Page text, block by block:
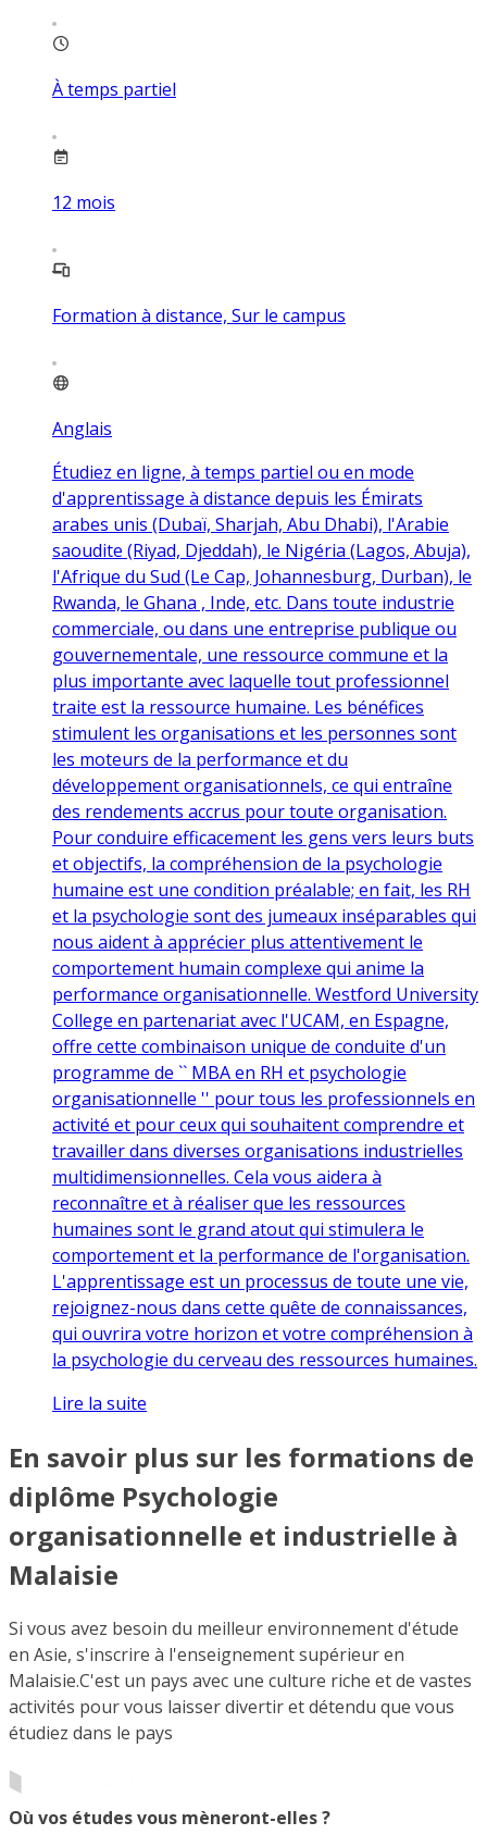
À temps partiel
12 mois
Formation à distance, Sur le campus
Anglais
Étudiez en ligne, à temps partiel ou en mode
d'apprentissage à distance depuis les Émirats
arabes unis (Dubaï, Sharjah, Abu Dhabi), l'Arabie
saoudite (Riyad, Djeddah), le Nigéria (Lagos, Abuja),
l'Afrique du Sud (Le Cap, Johannesburg, Durban), le
Rwanda, le Ghana , Inde, etc. Dans toute industrie
commerciale, ou dans une entreprise publique ou
gouvernementale, une ressource commune et la
plus importante avec laquelle tout professionnel
traite est la ressource humaine. Les bénéfices
stimulent les organisations et les personnes sont
les moteurs de la performance et du
développement organisationnels, ce qui entraîne
des rendements accrus pour toute organisation.
Pour conduire efficacement les gens vers leurs buts
et objectifs, la compréhension de la psychologie
humaine est une condition préalable; en fait, les RH
et la psychologie sont des jumeaux inséparables qui
nous aident à apprécier plus attentivement le
comportement humain complexe qui anime la
performance organisationnelle. Westford University
College en partenariat avec l'UCAM, en Espagne,
offre cette combinaison unique de conduite d'un
programme de `` MBA en RH et psychologie
organisationnelle '' pour tous les professionnels en
activité et pour ceux qui souhaitent comprendre et
travailler dans diverses organisations industrielles
multidimensionnelles. Cela vous aidera à
reconnaître et à réaliser que les ressources
humaines sont le grand atout qui stimulera le
comportement et la performance de l'organisation.
L'apprentissage est un processus de toute une vie,
rejoignez-nous dans cette quête de connaissances,
qui ouvrira votre horizon et votre compréhension à
la psychologie du cerveau des ressources humaines.
Lire la suite
En savoir plus sur les formations de
diplôme Psychologie
organisationnelle et industrielle à
Malaisie
Si vous avez besoin du meilleur environnement d'étude
en Asie, s'inscrire à l'enseignement supérieur en
Malaisie.C'est un pays avec une culture riche et de vastes
activités pour vous laisser divertir et détendu que vous
étudiez dans le pays
Où vos études vous mèneront-elles ?